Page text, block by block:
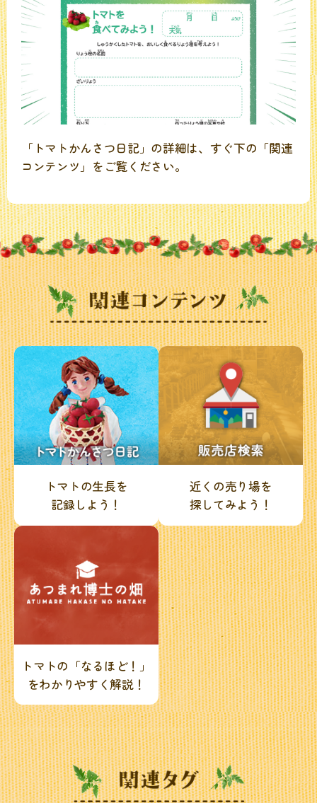
「トマトかんさつ日記」の詳細は、すぐ下の「関連
コンテンツ」をご覧ください。
トマトの生長を
記録しよう！
近くの売り場を
探してみよう！
トマトの「なるほど！」
をわかりやすく解説！